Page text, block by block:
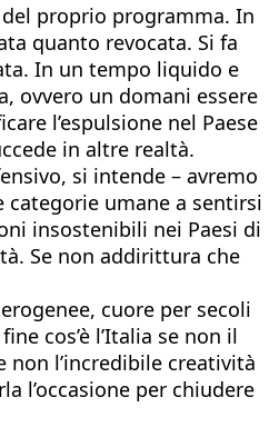
proprio programma. In
quanto revocata. Si fa
In un tempo liquido e
ovvero un domani essere
l’espulsione nel Paese
in altre realtà.
si intende – avremo
umane a sentirsi
insostenibili nei Paesi di
Se non addirittura che
cuore per secoli
cos’è l’Italia se non il
l’incredibile creatività
l’occasione per chiudere